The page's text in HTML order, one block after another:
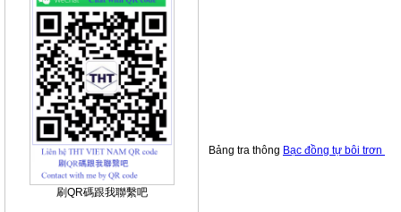
刷QR碼跟我聯繫吧
Bảng tra thông Bạc đồng tự bôi trơn